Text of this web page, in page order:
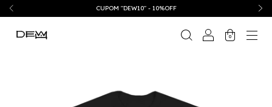
CUPOM "DEW10" - 10%OFF
0